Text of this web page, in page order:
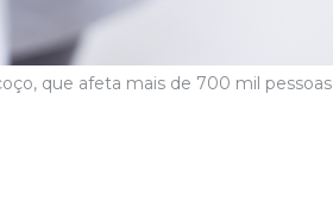
que afeta mais de 700 mil pessoas